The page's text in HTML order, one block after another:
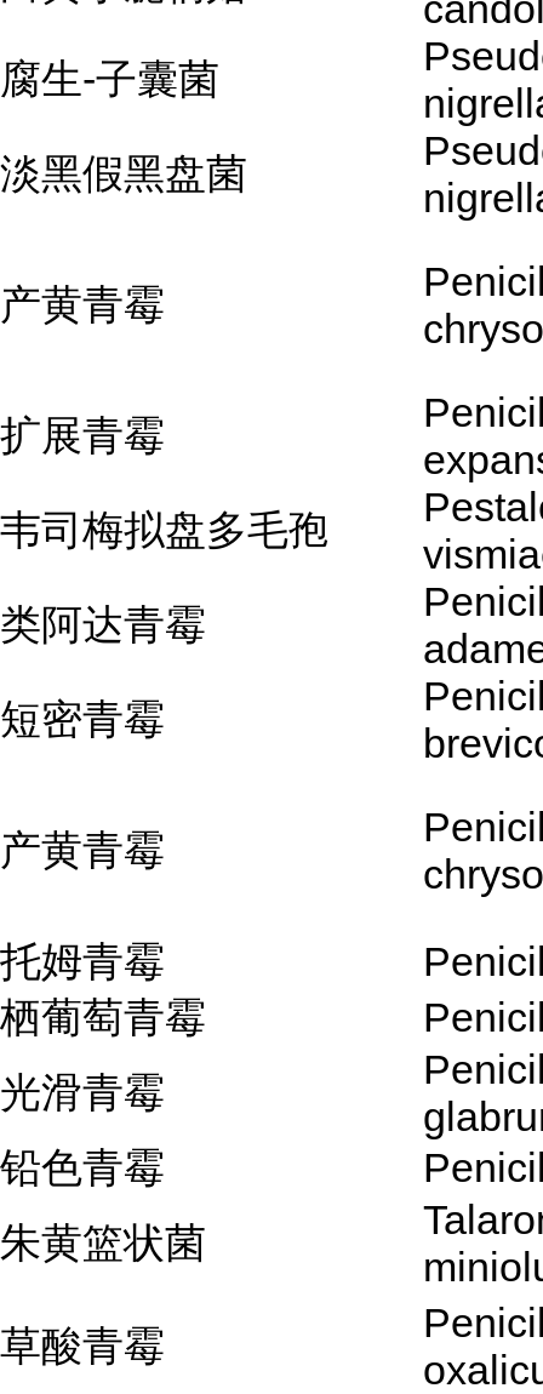
腐生-子囊菌
淡黑假黑盘菌
产黄青霉
扩展青霉
韦司梅拟盘多毛孢
类阿达青霉
短密青霉
产黄青霉
托姆青霉
栖葡萄青霉
光滑青霉
铅色青霉
朱黄篮状菌
草酸青霉